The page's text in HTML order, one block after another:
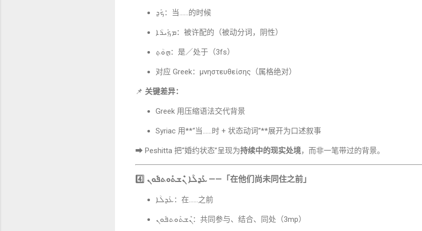
ܟܰܕ݂：当……的时候
ܡܟ݂ܺܝܪܳܐ：被许配的（被动分词，阴性）
ܗ݈ܘܳܬ݂：是／处于（3fs）
对应 Greek：μνηστευθείσης（属格绝对）
📌 关键差异：
Greek 用压缩语法交代背景
Syriac 用**“当……时 + 状态动词”**展开为口述叙事
➡ Peshitta 把“婚约状态”呈现为持续中的现实处境，而非一笔带过的背景。
4️⃣ ܥܰܕ݂ܠܳܐ ܢܶܫܬܰܘܬܦܽܘܢ——「在他们尚未同住之前」
ܥܰܕ݂ܠܳܐ：在……之前
ܢܶܫܬܰܘܬܦܽܘܢ：共同参与、结合、同处（3mp）